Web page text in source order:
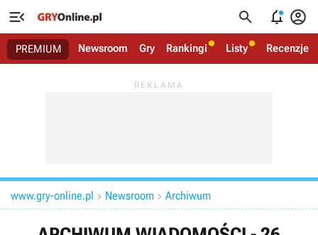
   
PREMIUM Newsroom Gry Rankingi Listy Recenzje
www.gry-online.pl  Newsroom  Archiwum